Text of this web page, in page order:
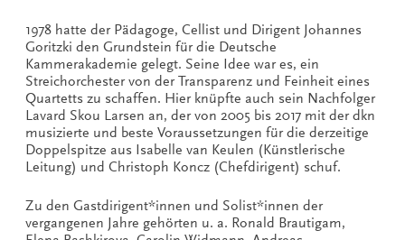
1978 hatte der Pädagoge, Cellist und Dirigent Johannes
Goritzki den Grundstein für die Deutsche
Kammerakademie gelegt. Seine Idee war es, ein
Streichorchester von der Transparenz und Feinheit eines
Quartetts zu schaffen. Hier knüpfte auch sein Nachfolger
Lavard Skou Larsen an, der von 2005 bis 2017 mit der dkn
musizierte und beste Voraussetzungen für die derzeitige
Doppelspitze aus Isabelle van Keulen (Künstlerische
Leitung) und Christoph Koncz (Chefdirigent) schuf.
Zu den Gastdirigent*innen und Solist*innen der
vergangenen Jahre gehörten u. a. Ronald Brautigam,